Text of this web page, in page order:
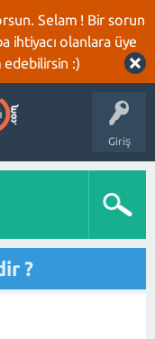
Selam ! Bir sorun
ihtiyacı olanlara üye
edebilirsin :)
Giriş
?